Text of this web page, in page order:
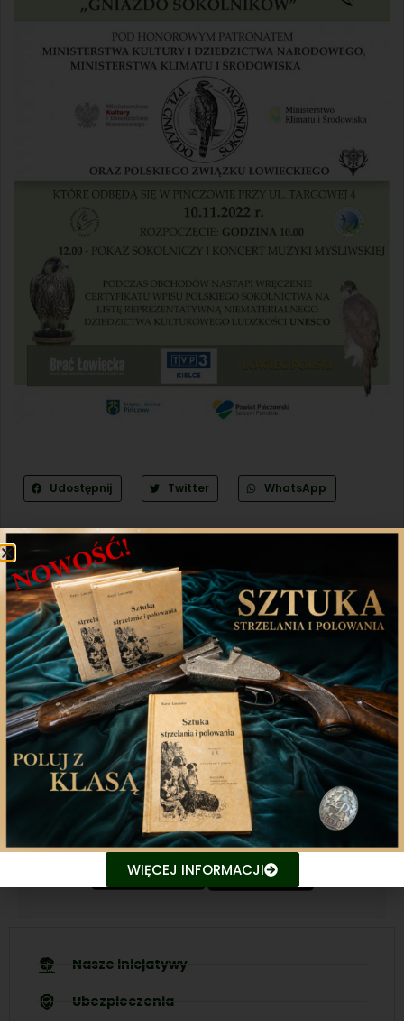
Udostępnij Twitter WhatsApp
Poprzedni artykuł
Aplikacja mobilna
Nasza aplikacja to doskonały towarzysz każdego
miłośnika łowiectwa, który pragnie pozostać na
bieżąco z najnowszymi treściami związanych stron.
Śledź aktualne wydarzenia
Udostępniaj treści znajomym
Nasze inicjatywy
Ubezpieczenia
WIĘCEJ INFORMACJI